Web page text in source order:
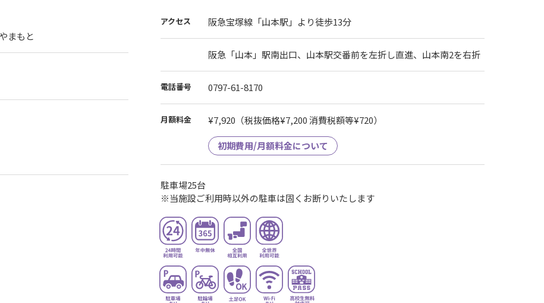
まもと
アクセス 阪急宝塚線「山本駅」より徒歩13分
阪急「山本」駅南出口、山本駅交番前を左折し直進、山本南2を右折
電話番号 0797-61-8170
月額料金 ¥7,920 （税抜価格¥7,200 消費税額等¥720）
初期費用/月額料金について
駐車場25台
※当施設ご利用時以外の駐車は固くお断りいたします